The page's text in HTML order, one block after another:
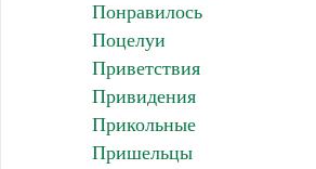
Понравилось
Поцелуи
Приветствия
Привидения
Прикольные
Пришельцы